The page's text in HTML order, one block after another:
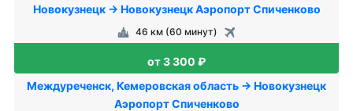
Новокузнецк → Новокузнецк Аэропорт Спиченково
46 км (60 минут)
от 3 300 ₽
Междуреченск, Кемеровская область → Новокузнецк
Аэропорт Спиченково